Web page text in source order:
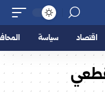
اقتصاد سياسة